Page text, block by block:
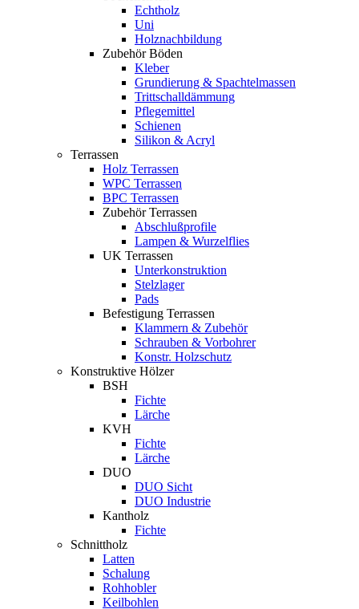
Echtholz
Uni
Holznachbildung
Zubehör Böden
Kleber
Grundierung & Spachtelmassen
Trittschalldämmung
Pflegemittel
Schienen
Silikon & Acryl
Terrassen
Holz Terrassen
WPC Terrassen
BPC Terrassen
Zubehör Terrassen
Abschlußprofile
Lampen & Wurzelflies
UK Terrassen
Unterkonstruktion
Stelzlager
Pads
Befestigung Terrassen
Klammern & Zubehör
Schrauben & Vorbohrer
Konstr. Holzschutz
Konstruktive Hölzer
BSH
Fichte
Lärche
KVH
Fichte
Lärche
DUO
DUO Sicht
DUO Industrie
Kantholz
Fichte
Schnittholz
Latten
Schalung
Rohhobler
Keilbohlen